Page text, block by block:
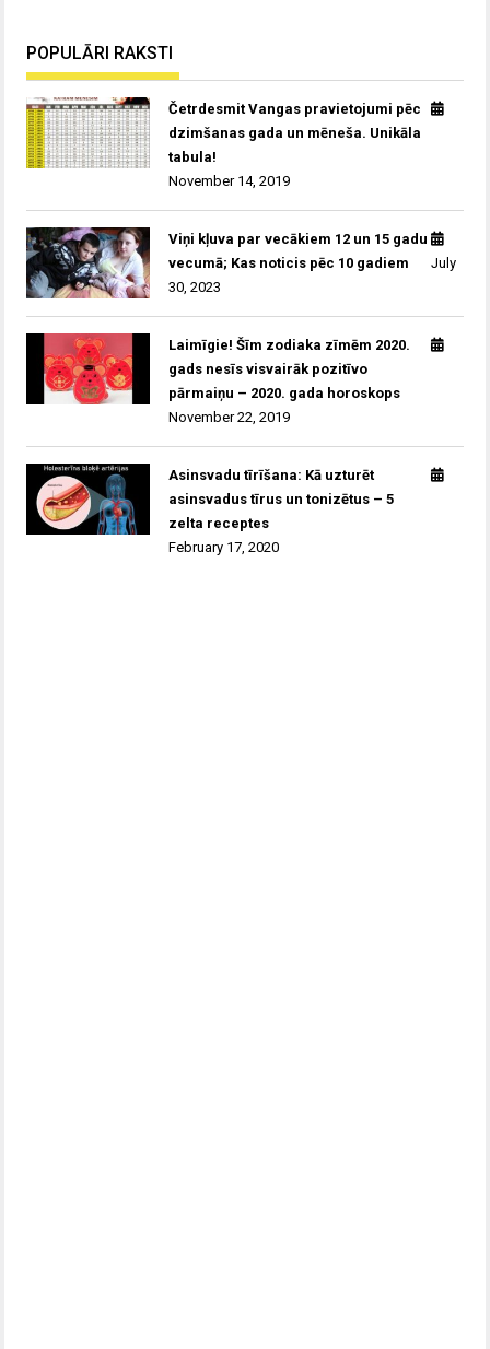
POPULĀRI RAKSTI
Četrdesmit Vangas pravietojumi pēc
dzimšanas gada un mēneša. Unikāla
tabula!
November 14, 2019
Viņi kļuva par vecākiem 12 un 15 gadu
vecumā; Kas noticis pēc 10 gadiem
July
30, 2023
Laimīgie! Šīm zodiaka zīmēm 2020.
gads nesīs visvairāk pozitīvo
pārmaiņu – 2020. gada horoskops
November 22, 2019
Asinsvadu tīrīšana: Kā uzturēt
asinsvadus tīrus un tonizētus – 5
zelta receptes
February 17, 2020